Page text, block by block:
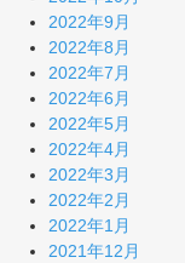
2022年9月
2022年8月
2022年7月
2022年6月
2022年5月
2022年4月
2022年3月
2022年2月
2022年1月
2021年12月